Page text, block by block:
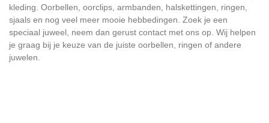
kleding. Oorbellen, oorclips, armbanden, halskettingen, ringen,
sjaals en nog veel meer mooie hebbedingen. Zoek je een
speciaal juweel, neem dan gerust contact met ons op. Wij helpen
je graag bij je keuze van de juiste oorbellen, ringen of andere
juwelen.